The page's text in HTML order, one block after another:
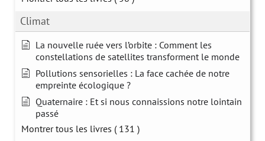
Climat
La nouvelle ruée vers l’orbite : Comment les
constellations de satellites transforment le monde
Pollutions sensorielles : La face cachée de notre
empreinte écologique ?
Quaternaire : Et si nous connaissions notre lointain
passé
Montrer tous les livres ( 131 )